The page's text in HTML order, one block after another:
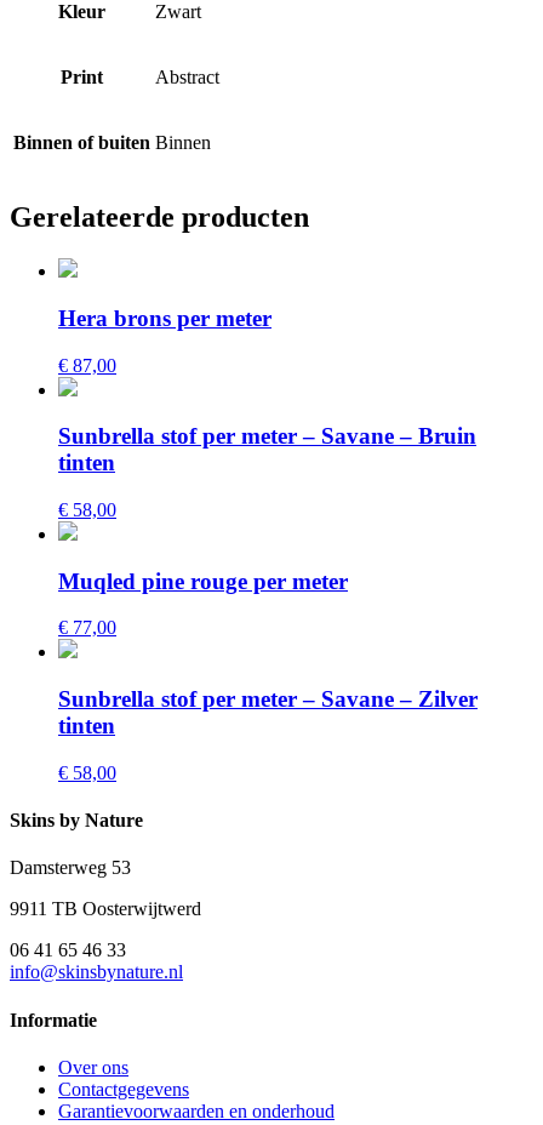
Kleur Zwart
Print Abstract
Binnen of buiten Binnen
Gerelateerde producten
Hera brons per meter
€ 87,00
Sunbrella stof per meter – Savane – Bruin
tinten
€ 58,00
Muqled pine rouge per meter
€ 77,00
Sunbrella stof per meter – Savane – Zilver
tinten
€ 58,00
Skins by Nature
Damsterweg 53
9911 TB Oosterwijtwerd
06 41 65 46 33
info@skinsbynature.nl
Informatie
Over ons
Contactgegevens
Garantievoorwaarden en onderhoud